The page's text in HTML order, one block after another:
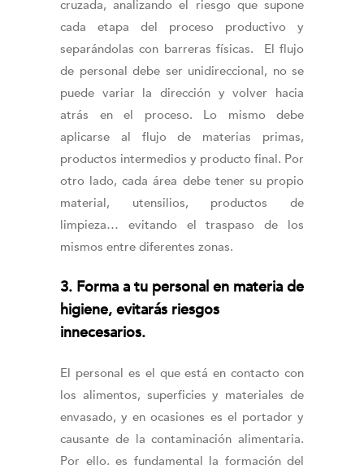
cruzada, analizando el riesgo que supone
cada etapa del proceso productivo y
separándolas con barreras físicas. El flujo
de personal debe ser unidireccional, no se
puede variar la dirección y volver hacia
atrás en el proceso. Lo mismo debe
aplicarse al flujo de materias primas,
productos intermedios y producto final. Por
otro lado, cada área debe tener su propio
material, utensilios, productos de
limpieza… evitando el traspaso de los
mismos entre diferentes zonas.
3. Forma a tu personal en materia de
higiene, evitarás riesgos
innecesarios.
El personal es el que está en contacto con
los alimentos, superficies y materiales de
envasado, y en ocasiones es el portador y
causante de la contaminación alimentaria.
Por ello, es fundamental la formación del